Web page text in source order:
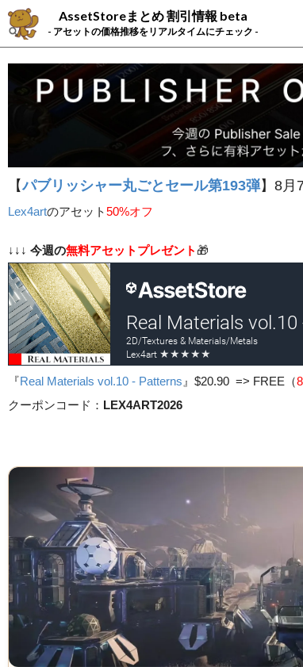
AssetStoreまとめ 割引情報 beta
- アセットの価格推移をリアルタイムにチェック -
【パブリッシャー丸ごとセール第193弾】8月
Lex4artのアセット50%オフ
↓↓↓ 今週の無料アセットプレゼント 🎁
『Real Materials vol.10 - Patterns 』 $20.90 => FREE （
クーポンコード： LEX4ART2026